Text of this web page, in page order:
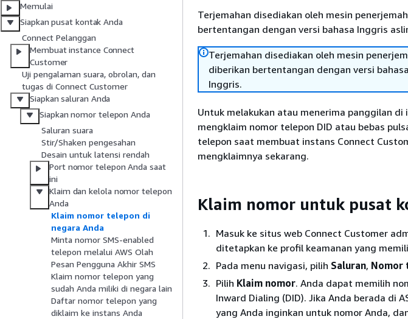
Memulai
Siapkan pusat kontak Anda
Connect Pelanggan
Membuat instance Connect
Customer
Uji pengalaman suara, obrolan, dan
tugas di Connect Customer
Siapkan saluran Anda
Siapkan nomor telepon Anda
Saluran suara
Stir/Shaken pengesahan
Desain untuk latensi rendah
Port nomor telepon Anda saat
ini
Klaim dan kelola nomor telepon
Anda
Klaim nomor telepon di
negara Anda
Minta nomor SMS-enabled
telepon melalui AWS Olah
Pesan Pengguna Akhir SMS
Klaim nomor telepon yang
sudah Anda miliki di negara lain
Daftar nomor telepon yang
diklaim ke instans Anda
Terjemahan disediakan oleh mesin
bertentangan dengan versi bahasa Inggris
Terjemahan disediakan oleh mesin
diberikan bertentangan dengan versi
Inggris.
Untuk melakukan atau menerima panggilan di
mengklaim nomor telepon DID atau bebas
telepon saat membuat instans Connect
mengklaimnya sekarang.
Klaim nomor untuk pusat
Masuk ke situs web Connect Customer
ditetapkan ke profil keamanan yang
Pada menu navigasi, pilih Saluran, Nomor
Pilih Klaim nomor. Anda dapat memilih
Inward Dialing (DID). Jika Anda berada di
yang Anda inginkan untuk nomor Anda,